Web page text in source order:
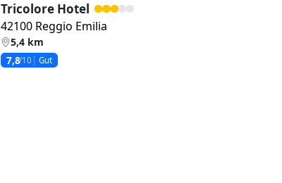
Tricolore Hotel
42100 Reggio Emilia
5,4 km
7,8/10 Gut